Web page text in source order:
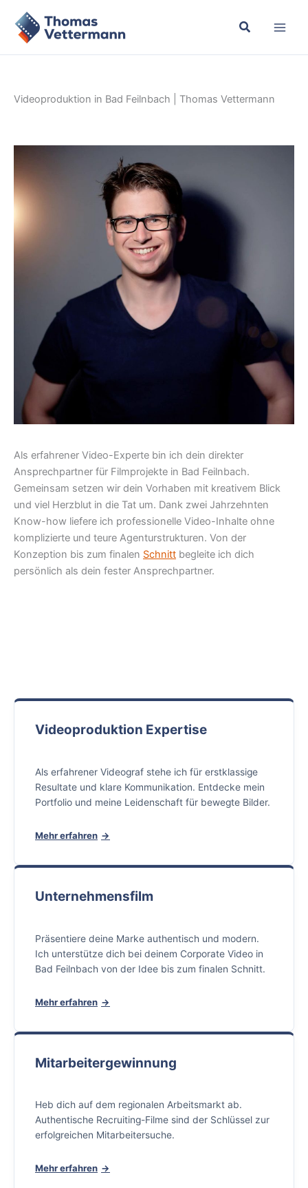
Inhalt
springen
Videoproduktion in Bad Feilnbach | Thomas Vettermann
Als erfahrener Video-Experte bin ich dein direkter
Ansprechpartner für Filmprojekte in Bad Feilnbach.
Gemeinsam setzen wir dein Vorhaben mit kreativem Blick
und viel Herzblut in die Tat um. Dank zwei Jahrzehnten
Know-how liefere ich professionelle Video-Inhalte ohne
komplizierte und teure Agenturstrukturen. Von der
Konzeption bis zum finalen Schnitt begleite ich dich
persönlich als dein fester Ansprechpartner.
Videoproduktion Expertise
Als erfahrener Videograf stehe ich für erstklassige
Resultate und klare Kommunikation. Entdecke mein
Portfolio und meine Leidenschaft für bewegte Bilder.
Mehr erfahren
Unternehmensfilm
Präsentiere deine Marke authentisch und modern.
Ich unterstütze dich bei deinem Corporate Video in
Bad Feilnbach von der Idee bis zum finalen Schnitt.
Mehr erfahren
Mitarbeitergewinnung
Heb dich auf dem regionalen Arbeitsmarkt ab.
Authentische Recruiting-Filme sind der Schlüssel zur
erfolgreichen Mitarbeitersuche.
Mehr erfahren